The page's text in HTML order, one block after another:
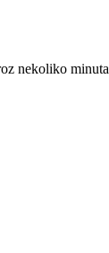
nekoliko minuta